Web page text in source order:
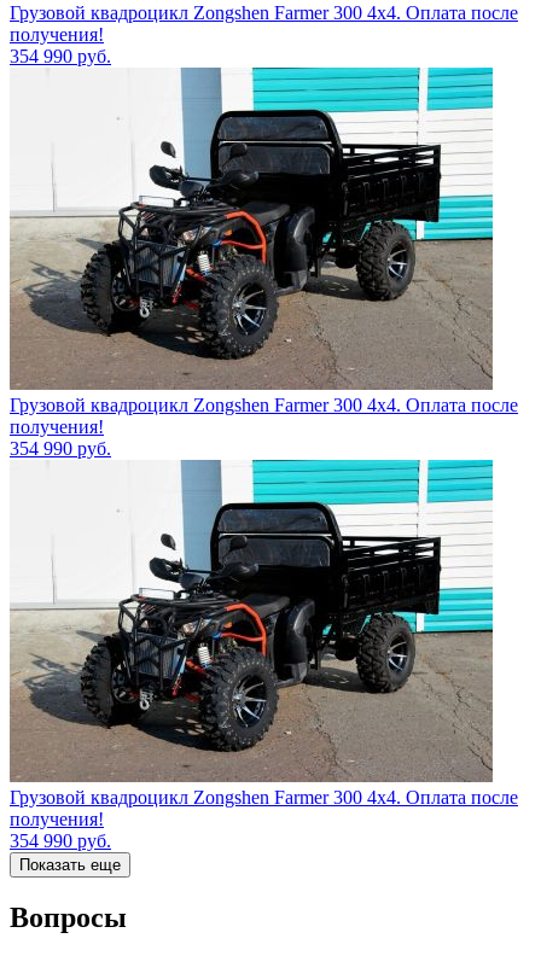
Грузовой квадроцикл Zongshen Farmer 300 4х4. Оплата после
получения!
354 990 руб.
Грузовой квадроцикл Zongshen Farmer 300 4х4. Оплата после
получения!
354 990 руб.
Грузовой квадроцикл Zongshen Farmer 300 4х4. Оплата после
получения!
354 990 руб.
Показать еще
Вопросы